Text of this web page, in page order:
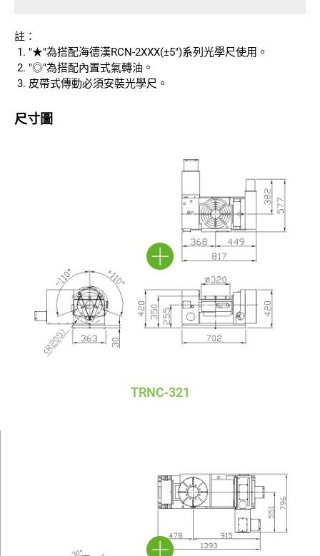
註：
"★"為搭配海德漢RCN-2XXX(±5")系列光學尺使用。
"◎"為搭配內置式氣轉油。
皮帶式傳動必須安裝光學尺。
尺寸圖
TRNC-321